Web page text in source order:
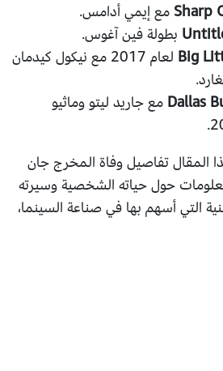
Sharp مع إيمي أدامس.
بطولة فين آغوس.
Big
لعام 2017 مع نيكول كيدمان
Dallas مع جاريد ليتو وماثيو
المقال تفاصيل وفاة المخرج جان
حول حياته الشخصية وسيرته
التي أسهم بها في صناعة السينما،